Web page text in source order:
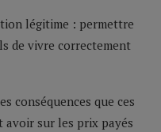
légitime : permettre
de vivre correctement
conséquences que ces
sur les prix payés